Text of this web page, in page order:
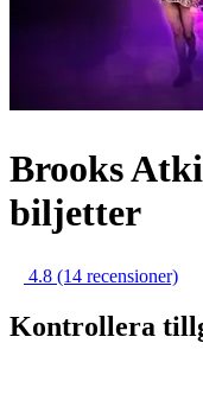
Brooks
biljetter
4.8 (14 recensioner)
Kontrollera